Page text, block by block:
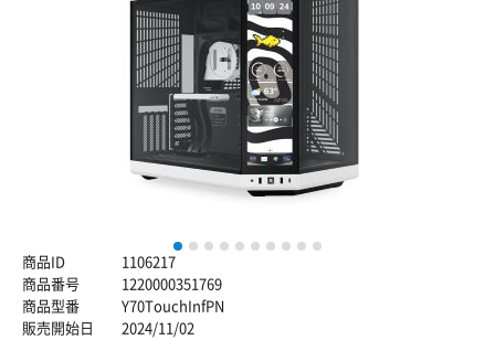
1 2 3 4 5 6 7 8 9
商品ID
1106217
商品番号
1220000351769
商品型番
Y70TouchInfPN
販売開始日
2024/11/02